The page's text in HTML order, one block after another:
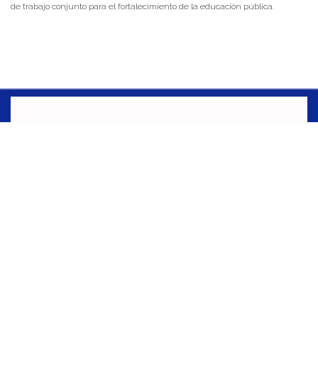
de trabajo conjunto para el fortalecimiento de la educación pública.